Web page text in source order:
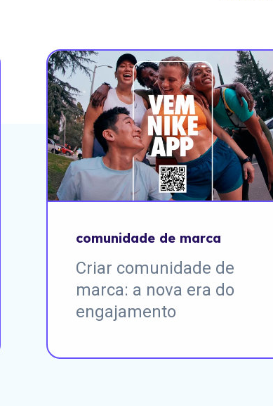
comunidade de marca
Criar comunidade de
marca: a nova era do
engajamento